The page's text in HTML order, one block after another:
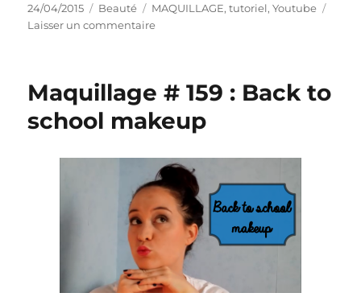
Publié
le
24/04/2015 Catégories
Beauté Étiquettes
MAQUILLAGE,tutoriel,Youtube
Laisser un commentairesur
:
vert
–
inspiré
de
Poison
Ivy
Maquillage # 159 : Back to
school makeup